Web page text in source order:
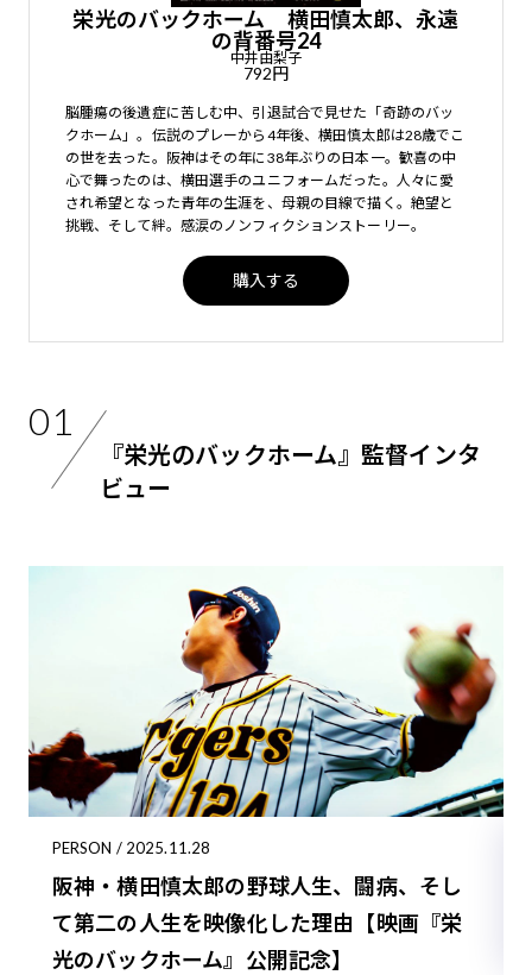
栄光のバックホーム 横田慎太郎、永遠
の背番号24
中井由梨子
792円
脳腫瘍の後遺症に苦しむ中、引退試合で見せた「奇跡のバッ
クホーム」。伝説のプレーから4年後、横田慎太郎は28歳でこ
の世を去った。阪神はその年に38年ぶりの日本一。歓喜の中
心で舞ったのは、横田選手のユニフォームだった。人々に愛
され希望となった青年の生涯を、母親の目線で描く。絶望と
挑戦、そして絆。感涙のノンフィクションストーリー。
購入する
01
『栄光のバックホーム』監督インタ
ビュー
PERSON / 2025.11.28
阪神・横田慎太郎の野球人生、闘病、そし
て第二の人生を映像化した理由【映画『栄
光のバックホーム』公開記念】